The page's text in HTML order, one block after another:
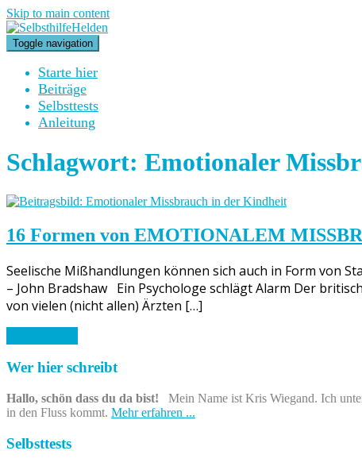
Skip to main content
Toggle navigation
Starte hier
Beiträge
Selbsttests
Anleitung
Schlagwort: Emotionaler
16 Formen von EMOTIONALEM
Seelische Mißhandlungen können sich auch in Form von
– John Bradshaw Ein Psychologe schlägt Alarm Der
von vielen (nicht allen) Ärzten […]
Wer hier schreibt
Hallo, schön dass du da bist! Mein Name ist Kris Wiegand. Ich
in den Fluss kommt. Mehr erfahren ...
Selbsttests